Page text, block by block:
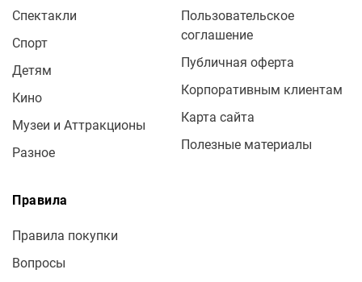
Спектакли
Спорт
Детям
Кино
Музеи и Аттракционы
Разное
Пользовательское
соглашение
Публичная оферта
Корпоративным клиентам
Карта сайта
Полезные материалы
Правила
Правила покупки
Вопросы